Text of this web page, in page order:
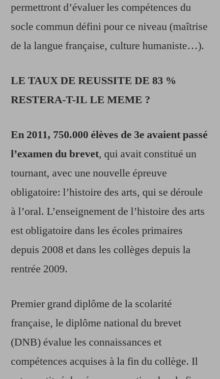
permettront d’évaluer les compétences du
socle commun défini pour ce niveau (maîtrise
de la langue française, culture humaniste…).
LE TAUX DE REUSSITE DE 83 %
RESTERA-T-IL LE MEME ?
En 2011, 750.000 élèves de 3e avaient passé
l’examen du brevet, qui avait constitué un
tournant, avec une nouvelle épreuve
obligatoire: l’histoire des arts, qui se déroule
à l’oral. L’enseignement de l’histoire des arts
est obligatoire dans les écoles primaires
depuis 2008 et dans les collèges depuis la
rentrée 2009.
Premier grand diplôme de la scolarité
française, le diplôme national du brevet
(DNB) évalue les connaissances et
compétences acquises à la fin du collège. Il